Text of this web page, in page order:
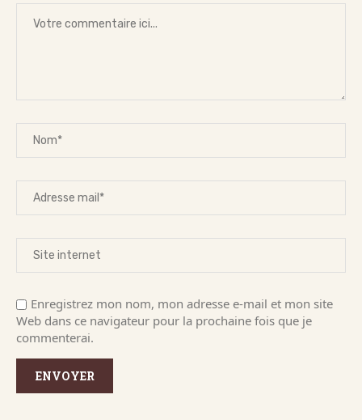
Enregistrez mon nom, mon adresse e-mail et mon site
Web dans ce navigateur pour la prochaine fois que je
commenterai.